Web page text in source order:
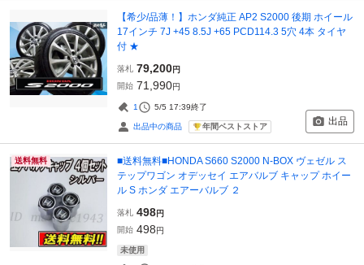
【希少/品薄！】ホンダ純正 AP2 S2000 後期 ホイール
17インチ 7J +45 8.5J +65 PCD114.3 5穴 4本 タイヤ
付 ★
落札 79,200円
開始 71,990円
1 5/5 17:39終了
出品中の商品 年間ベストストア 出品
送料無料
■送料無料■HONDA S660 S2000 N-BOX ヴェゼル ス
テップワゴン オデッセイ エアバルブ キャップ ホイー
ル S ホンダ エアーバルブ ２
落札 498円
開始 498円
未使用